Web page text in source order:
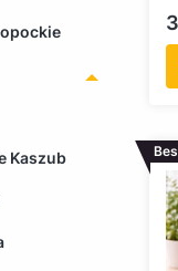
Kaszub